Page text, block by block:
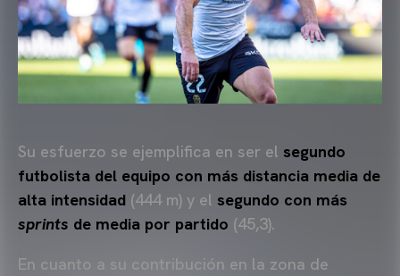
Su esfuerzo se ejemplifica en ser el segundo
futbolista del equipo con más distancia media de
alta intensidad (444 m) y el segundo con más
sprints de media por partido (45,3).
En cuanto a su contribución en la zona de